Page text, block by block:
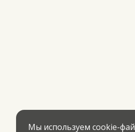
Мы используем cookie-